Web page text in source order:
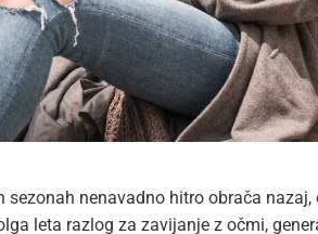
sezonah nenavadno hitro obrača
leta razlog za zavijanje z očmi,